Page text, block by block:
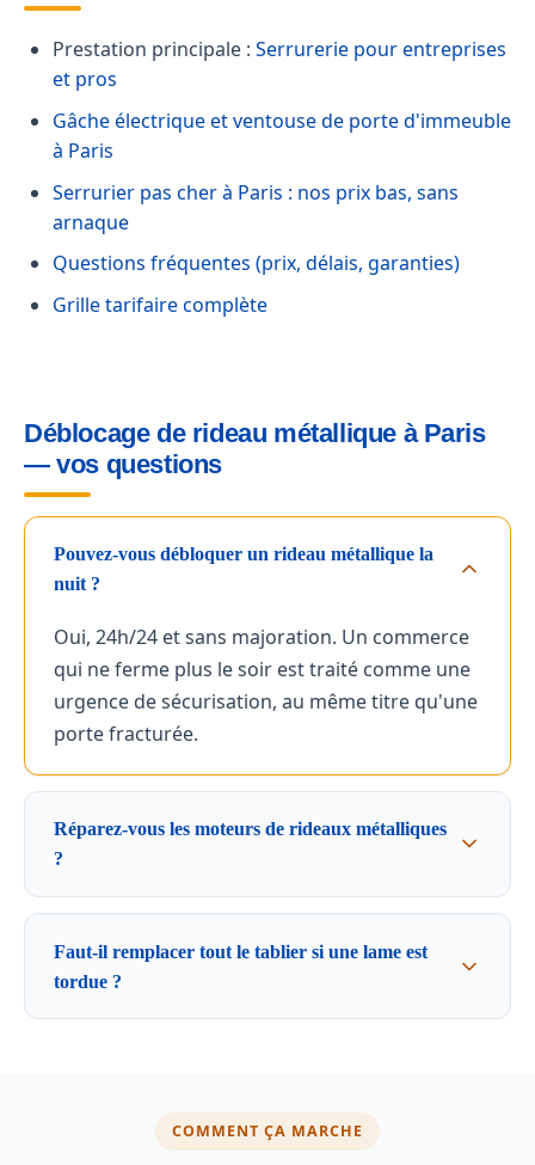
Prestation principale : Serrurerie pour entreprises
et pros
Gâche électrique et ventouse de porte d'immeuble
à Paris
Serrurier pas cher à Paris : nos prix bas, sans
arnaque
Questions fréquentes (prix, délais, garanties)
Grille tarifaire complète
Déblocage de rideau métallique à Paris
— vos questions
Pouvez-vous débloquer un rideau métallique la
nuit ?
Oui, 24h/24 et sans majoration. Un commerce
qui ne ferme plus le soir est traité comme une
urgence de sécurisation, au même titre qu'une
porte fracturée.
Réparez-vous les moteurs de rideaux métalliques
?
Faut-il remplacer tout le tablier si une lame est
tordue ?
COMMENT ÇA MARCHE